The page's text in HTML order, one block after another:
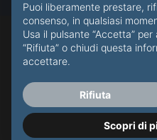
Puoi liberamente prestare,
consenso, in qualsiasi
Usa il pulsante “Accetta”
“Rifiuta” o chiudi questa
accettare.
Scopri di
Rifiuta